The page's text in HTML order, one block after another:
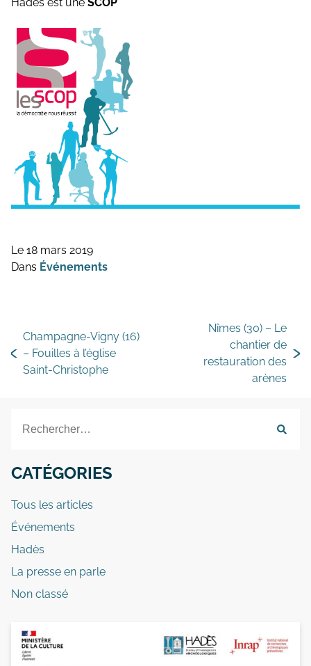
Topographie et Photogrammétrie
Drones
Inventaires du patrimoine
Systèmes d’information géographique
HArpage
La formation QGIS
Études du mobilier
Études archéobotaniques
Études géoarchéologiques
Le 18 mars 2019
Dans Événements
Champagne-Vigny (16)
– Fouilles à l’église
Saint-Christophe
Nîmes (30) – Le
chantier de
restauration des
arènes
CATÉGORIES
Tous les articles
Événements
Hadès
La presse en parle
Non classé